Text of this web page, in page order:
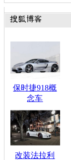
保时捷918概
念车
改装法拉利